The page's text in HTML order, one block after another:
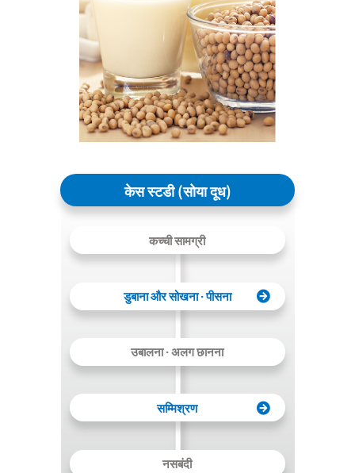
केस स्टडी (सोया दूध)
कच्ची सामग्री
डुबाना और सोखना · पीसना
उबालना · अलग छानना
सम्मिश्रण
नसबंदी